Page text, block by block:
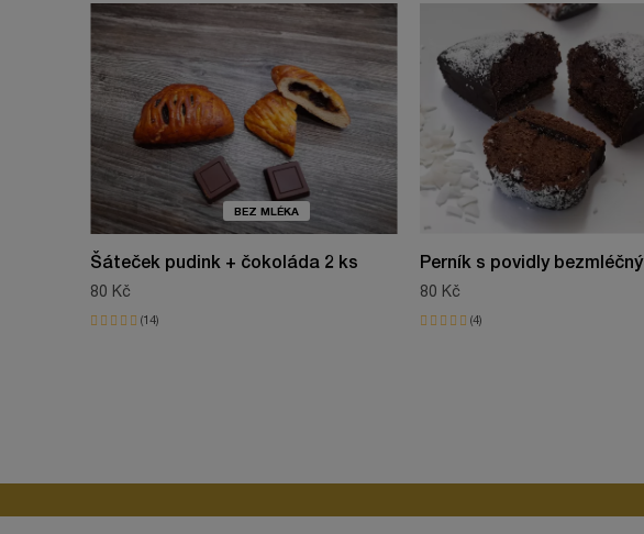
Bez deprotein. škrobu
Bez sóji
Specifické reference
ean13
Neskutečný, moc dobrý????
BEZ MLÉKA
Šáteček pudink + čokoláda 2 ks
80 Kč
14
Perník s povidly bezmléčný
80 Kč
4